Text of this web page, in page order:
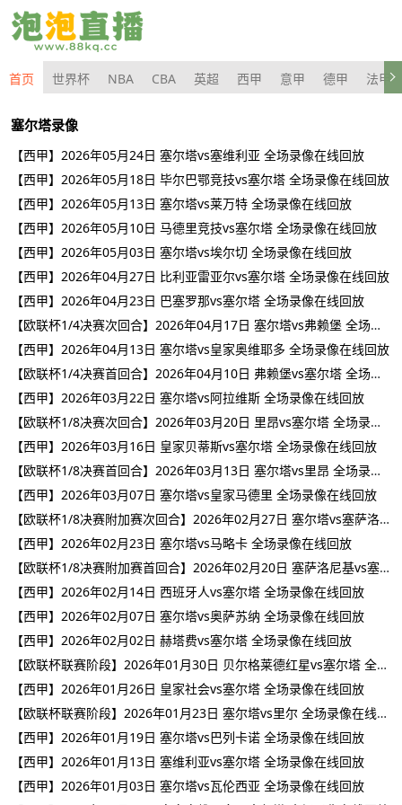
首页 世界杯 NBA CBA 英超 西甲 意甲 德甲 法甲
塞尔塔录像
【西甲】2026年05月24日 塞尔塔vs塞维利亚 全场录像在线回放
【西甲】2026年05月18日 毕尔巴鄂竞技vs塞尔塔 全场录像在线回放
【西甲】2026年05月13日 塞尔塔vs莱万特 全场录像在线回放
【西甲】2026年05月10日 马德里竞技vs塞尔塔 全场录像在线回放
【西甲】2026年05月03日 塞尔塔vs埃尔切 全场录像在线回放
【西甲】2026年04月27日 比利亚雷亚尔vs塞尔塔 全场录像在线回放
【西甲】2026年04月23日 巴塞罗那vs塞尔塔 全场录像在线回放
【欧联杯1/4决赛次回合】2026年04月17日 塞尔塔vs弗赖堡 全场录像在线回放
【西甲】2026年04月13日 塞尔塔vs皇家奥维耶多 全场录像在线回放
【欧联杯1/4决赛首回合】2026年04月10日 弗赖堡vs塞尔塔 全场录像在线回放
【西甲】2026年03月22日 塞尔塔vs阿拉维斯 全场录像在线回放
【欧联杯1/8决赛次回合】2026年03月20日 里昂vs塞尔塔 全场录像在线回放
【西甲】2026年03月16日 皇家贝蒂斯vs塞尔塔 全场录像在线回放
【欧联杯1/8决赛首回合】2026年03月13日 塞尔塔vs里昂 全场录像在线回放
【西甲】2026年03月07日 塞尔塔vs皇家马德里 全场录像在线回放
【欧联杯1/8决赛附加赛次回合】2026年02月27日 塞尔塔vs塞萨洛尼基 全场录像在线回放
【西甲】2026年02月23日 塞尔塔vs马略卡 全场录像在线回放
【欧联杯1/8决赛附加赛首回合】2026年02月20日 塞萨洛尼基vs塞尔塔 全场录像在线回放
【西甲】2026年02月14日 西班牙人vs塞尔塔 全场录像在线回放
【西甲】2026年02月07日 塞尔塔vs奥萨苏纳 全场录像在线回放
【西甲】2026年02月02日 赫塔费vs塞尔塔 全场录像在线回放
【欧联杯联赛阶段】2026年01月30日 贝尔格莱德红星vs塞尔塔 全场录像在线回放
【西甲】2026年01月26日 皇家社会vs塞尔塔 全场录像在线回放
【欧联杯联赛阶段】2026年01月23日 塞尔塔vs里尔 全场录像在线回放
【西甲】2026年01月19日 塞尔塔vs巴列卡诺 全场录像在线回放
【西甲】2026年01月13日 塞维利亚vs塞尔塔 全场录像在线回放
【西甲】2026年01月03日 塞尔塔vs瓦伦西亚 全场录像在线回放